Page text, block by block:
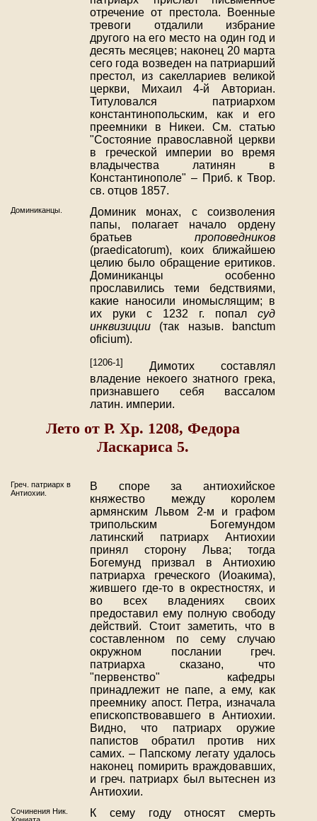
отречение от престола. Военные
тревоги отдалили избрание
другого на его место на один год и
десять месяцев; наконец 20 марта
сего года возведен на патриарший
престол, из сакеллариев великой
церкви, Михаил 4-й Авториан.
Титуловался патриархом
константинопольским, как и его
преемники в Никеи. См. статью
"Состояние православной церкви
в греческой империи во время
владычества латинян в
Константинополе" – Приб. к Твор.
св. отцов 1857.
Доминиканцы.
Доминик монах, с соизволения
папы, полагает начало ордену
братьев проповедников
(praedicatorum), коих ближайшею
целию было обращение еритиков.
Доминиканцы особенно
прославились теми бедствиями,
какие наносили иномыслящим; в
их руки с 1232 г. попал суд
инквизиции (так назыв. banctum
oficium).
[1206-1]
Димотих составлял
владение некоего знатного грека,
признавшего себя вассалом
латин. империи.
Лето от Р. Хр. 1208, Федора
Ласкариса 5.
Греч. патриарх в
Антиохии.
В споре за антиохийское
княжество между королем
армянским Львом 2-м и графом
трипольским Богемундом
латинский патриарх Антиохии
принял сторону Льва; тогда
Богемунд призвал в Антиохию
патриарха греческого (Иоакима),
жившего где-то в окрестностях, и
во всех владениях своих
предоставил ему полную свободу
действий. Стоит заметить, что в
составленном по сему случаю
окружном послании греч.
патриарха сказано, что
"первенство" кафедры
принадлежит не папе, а ему, как
преемнику апост. Петра, изначала
епископствовавшего в Антиохии.
Видно, что патриарх оружие
папистов обратил против них
самих. – Папскому легату удалось
наконец помирить враждовавших,
и греч. патриарх был вытеснен из
Антиохии.
Сочинения Ник.
К сему году относят смерть